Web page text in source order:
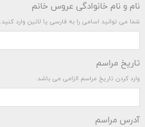
نام و نام خانوادگی عروس خانم
شما می توانید اسامی را به فارسی یا لاتین وارد کنید.
تاریخ مراسم
وارد کردن تاریخ مراسم الزامی می باشد.
آدرس مراسم